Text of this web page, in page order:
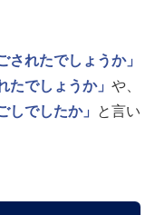
されたでしょうか」
たでしょうか」 や、
しでしたか」
と言い